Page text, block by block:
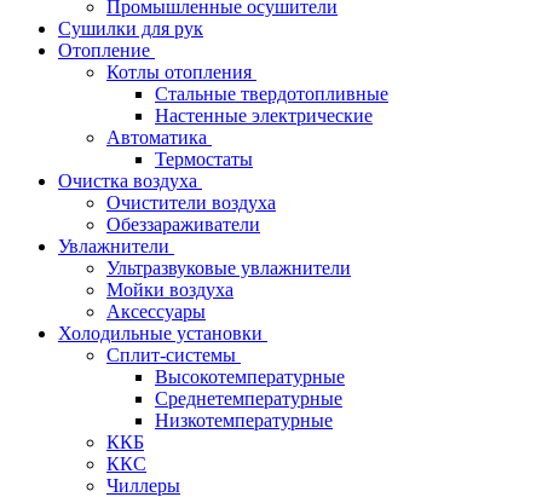
Промышленные осушители
Сушилки для рук
Отопление
Котлы отопления
Стальные твердотопливные
Настенные электрические
Автоматика
Термостаты
Очистка воздуха
Очистители воздуха
Обеззараживатели
Увлажнители
Ультразвуковые увлажнители
Мойки воздуха
Аксессуары
Холодильные установки
Сплит-системы
Высокотемпературные
Среднетемпературные
Низкотемпературные
ККБ
ККС
Чиллеры